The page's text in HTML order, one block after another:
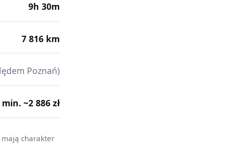
9h 30m
7 816 km
Poznań)
min. ~2 886 zł
mają charakter